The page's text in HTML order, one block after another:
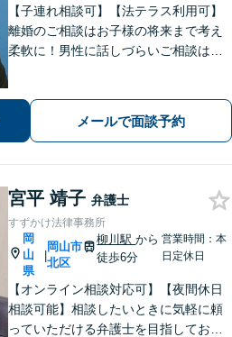
【子連れ相談可】【法テラス利用可】
離婚のご相談はお子様の将来まで考え
柔軟に！男性に話しづらいご相談は女
と連携してきめ細やかに対応【注力分
野初回相談無料】【WEB面談可】
メールで面談予約
宮平 靖子 弁護士
すずかけ法律事務所
岡
山
県
|
岡山市
北区
柳川駅から
徒歩6分
営業時間：本
日定休日
【オンライン相談対応可】【夜間休日
相談可能】相談したいときに気軽に頼
っていただける弁護士を目指しており